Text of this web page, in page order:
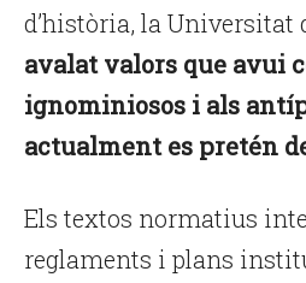
d’història, la Universitat
avalat valors que avui
ignominiosos i als
actualment es pretén
Els textos normatius
reglaments i plans